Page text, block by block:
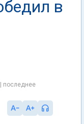
в
последнее